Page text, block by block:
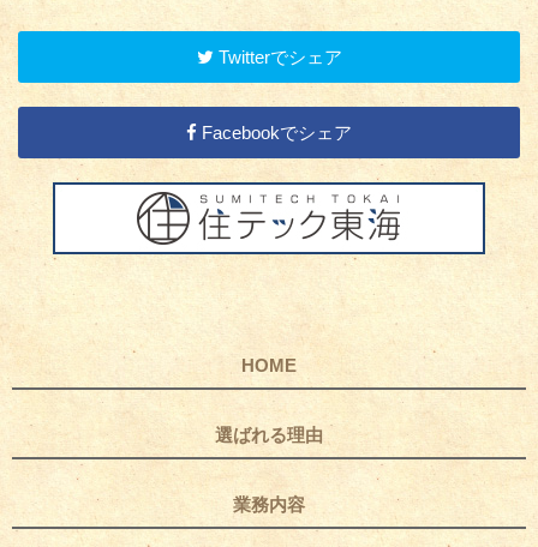
Twitterでシェア
Facebookでシェア
HOME
選ばれる理由
業務内容